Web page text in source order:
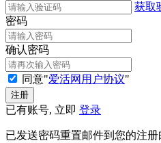
获取
密码
确认密码
同意"爱活网用户协议"
已有账号, 立即 登录
已发送密码重置邮件到您的注